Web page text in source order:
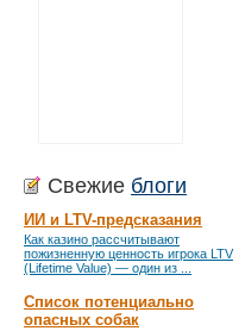
Свежие блоги
ИИ и LTV-предсказания
Как казино рассчитывают
пожизненную ценность игрока LTV
(Lifetime Value) — один из ...
Список потенциально
опасных собак